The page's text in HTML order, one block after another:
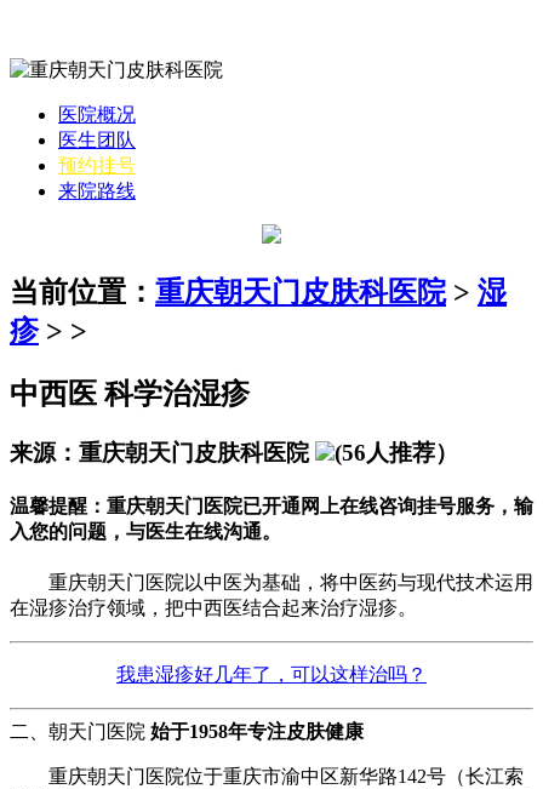
医院概况
医生团队
预约挂号
来院路线
当前位置： 重庆朝天门皮肤科医院> 湿
疹> >
中西医 科学治湿疹
来源：重庆朝天门皮肤科医院 (56人推荐）
温馨提醒： 重庆朝天门医院已开通网上在线咨询挂号服务，输
入您的问题，与医生在线沟通。
重庆朝天门医院以中医为基础，将中医药与现代技术运用
在湿疹治疗领域，把中西医结合起来治疗湿疹。
我患湿疹好几年了，可以这样治吗？
二、朝天门医院 始于1958年专注皮肤健康
重庆朝天门医院位于重庆市渝中区新华路142号（长江索